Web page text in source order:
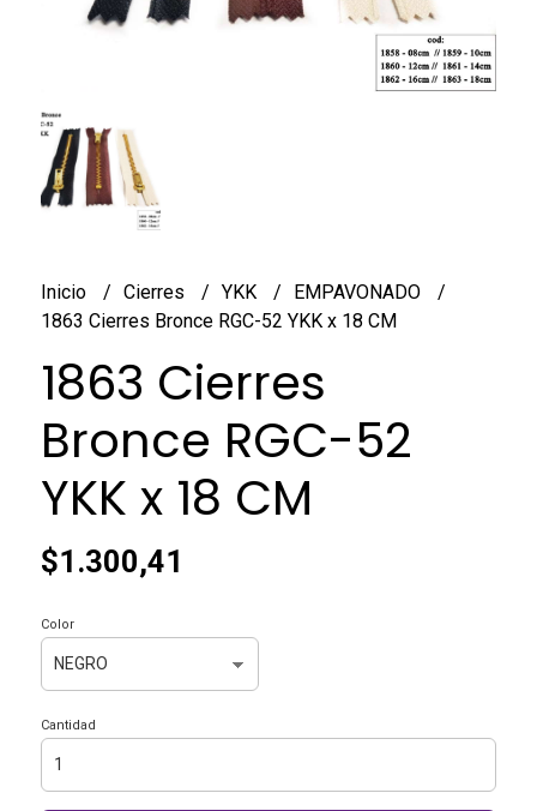
Inicio Cierres YKK
EMPAVONADO
1863 Cierres Bronce RGC-52 YKK x 18 CM
1863 Cierres
Bronce RGC-52
YKK x 18 CM
$1.300,41
Color
Cantidad